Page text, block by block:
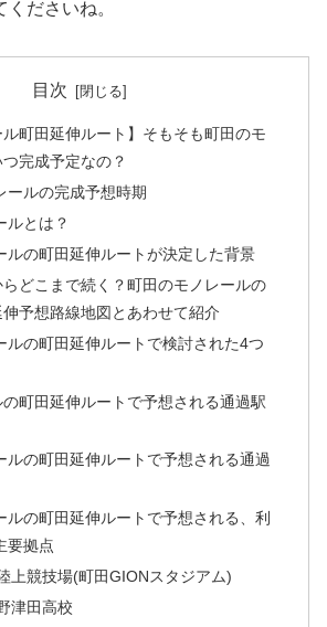
ださいね。
目次
ル町田延伸ルート】そもそも町田のモ
完成予定なの？
ールの完成予想時期
ルとは？
ルの町田延伸ルートが決定した背景
どこまで続く？町田のモノレールの
予想路線地図とあわせて紹介
ルの町田延伸ルートで検討された4つ
町田延伸ルートで予想される通過駅
ルの町田延伸ルートで予想される通過
ルの町田延伸ルートで予想される、利
要拠点
上競技場(町田GIONスタジアム)
津田高校